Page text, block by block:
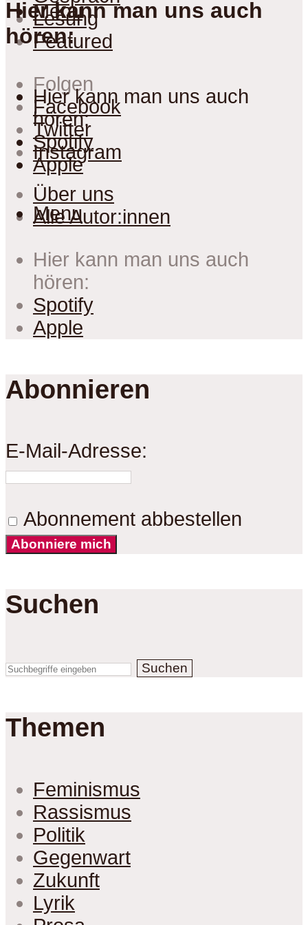
Menu
Hier kann man uns auch
hören:
Hier kann man uns auch
hören:
Spotify
Apple
Menu
Lesung
Featured
Folgen
Facebook
Twitter
Instagram
Über uns
Alle Autor:innen
Hier kann man uns auch
hören:
Spotify
Apple
Abonnieren
E-Mail-Adresse:
Abonnement abbestellen
Abonniere mich
Suchen
Suchen
Themen
Feminismus
Rassismus
Politik
Gegenwart
Zukunft
Lyrik